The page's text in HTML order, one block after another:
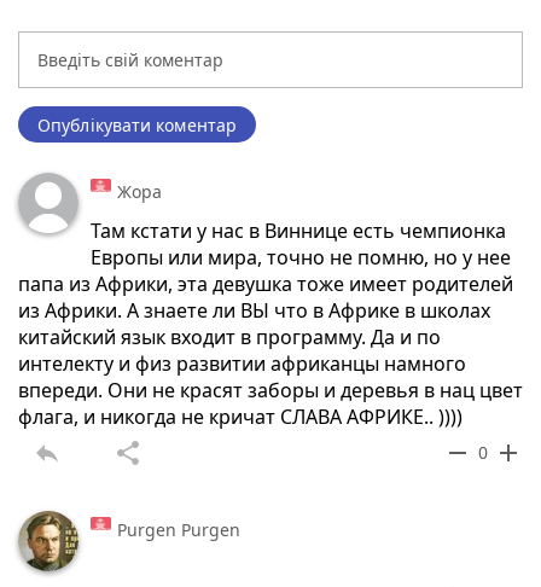
Опублікувати коментар
Жора
Там кстати у нас в Виннице есть чемпионка
Европы или мира, точно не помню, но у нее
папа из Африки, эта девушка тоже имеет родителей
из Африки. А знаете ли ВЫ что в Африке в школах
китайский язык входит в программу. Да и по
интелекту и физ развитии африканцы намного
впереди. Они не красят заборы и деревья в нац цвет
флага, и никогда не кричат СЛАВА АФРИКЕ.. ))))
reply share remove 0 add
Purgen Purgen